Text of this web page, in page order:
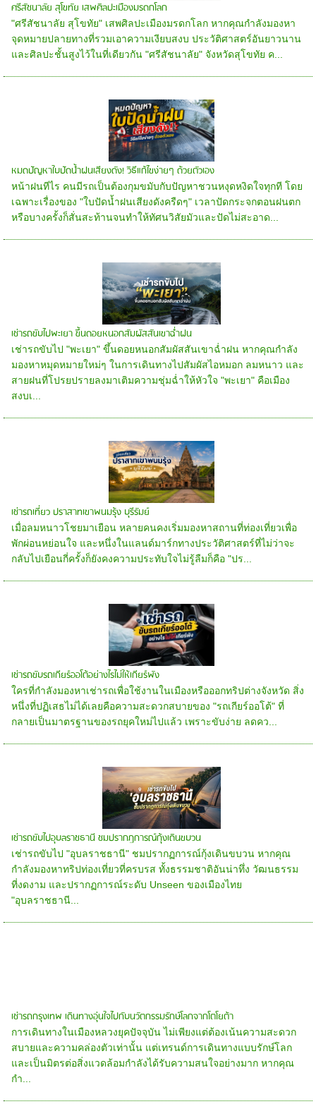
ศรีสัชนาลัย สุโขทัย เสพศิลปะเมืองมรดกโลก
"ศรีสัชนาลัย สุโขทัย" เสพศิลปะเมืองมรดกโลก หากคุณกำลังมองหา
จุดหมายปลายทางที่รวมเอาความเงียบสงบ ประวัติศาสตร์อันยาวนาน
และศิลปะชั้นสูงไว้ในที่เดียวกัน "ศรีสัชนาลัย" จังหวัดสุโขทัย ค...
หมดปัญหาใบปัดน้ำฝนเสียงดัง! วิธีแก้ไขง่ายๆ ด้วยตัวเอง
หน้าฝนทีไร คนมีรถเป็นต้องกุมขมับกับปัญหาชวนหงุดหงิดใจทุกที โดย
เฉพาะเรื่องของ "ใบปัดน้ำฝนเสียงดังครืดๆ" เวลาปัดกระจกตอนฝนตก
หรือบางครั้งก็สั่นสะท้านจนทำให้ทัศนวิสัยมัวและปัดไม่สะอาด...
เช่ารถขับไปพะเยา ขึ้นดอยหนอกสัมผัสสันเขาฉ่ำฝน
เช่ารถขับไป "พะเยา" ขึ้นดอยหนอกสัมผัสสันเขาฉ่ำฝน หากคุณกำลัง
มองหาหมุดหมายใหม่ๆ ในการเดินทางไปสัมผัสไอหมอก ลมหนาว และ
สายฝนที่โปรยปรายลงมาเติมความชุ่มฉ่ำให้หัวใจ "พะเยา" คือเมือง
สงบเ...
เช่ารถเที่ยว ปราสาทเขาพนมรุ้ง บุรีรัมย์
เมื่อลมหนาวโชยมาเยือน หลายคนคงเริ่มมองหาสถานที่ท่องเที่ยวเพื่อ
พักผ่อนหย่อนใจ และหนึ่งในแลนด์มาร์กทางประวัติศาสตร์ที่ไม่ว่าจะ
กลับไปเยือนกี่ครั้งก็ยังคงความประทับใจไม่รู้ลืมก็คือ "ปร...
เช่ารถขับรถเกียร์ออโต้อย่างไรไม่ให้เกียร์พัง
ใครที่กำลังมองหาเช่ารถเพื่อใช้งานในเมืองหรือออกทริปต่างจังหวัด สิ่ง
หนึ่งที่ปฏิเสธไม่ได้เลยคือความสะดวกสบายของ "รถเกียร์ออโต้" ที่
กลายเป็นมาตรฐานของรถยุคใหม่ไปแล้ว เพราะขับง่าย ลดคว...
เช่ารถขับไปอุบลราชธานี ชมปรากฏการณ์กุ้งเดินขบวน
เช่ารถขับไป "อุบลราชธานี" ชมปรากฏการณ์กุ้งเดินขบวน หากคุณ
กำลังมองหาทริปท่องเที่ยวที่ครบรส ทั้งธรรมชาติอันน่าทึ่ง วัฒนธรรม
ที่งดงาม และปรากฏการณ์ระดับ Unseen ของเมืองไทย
"อุบลราชธานี...
เช่ารถกรุงเทพ เดินทางอุ่นใจไปกับนวัตกรรมรักษ์โลกจากโตโยต้า
การเดินทางในเมืองหลวงยุคปัจจุบัน ไม่เพียงแต่ต้องเน้นความสะดวก
สบายและความคล่องตัวเท่านั้น แต่เทรนด์การเดินทางแบบรักษ์โลก
และเป็นมิตรต่อสิ่งแวดล้อมกำลังได้รับความสนใจอย่างมาก หากคุณ
กำ...